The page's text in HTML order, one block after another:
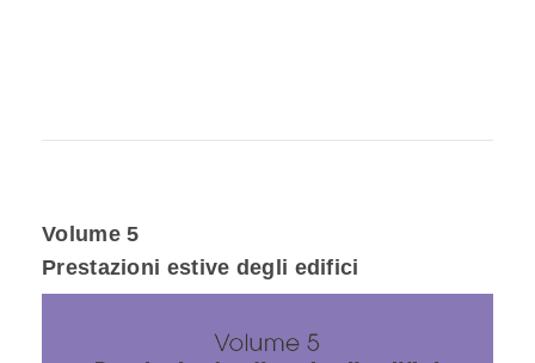
Volume 5
Prestazioni estive degli edifici